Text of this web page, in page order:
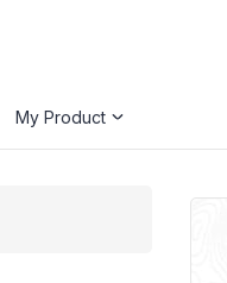
My Product